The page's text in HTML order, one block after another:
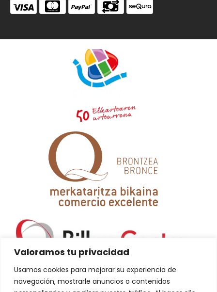
Valoramos tu privacidad
Usamos cookies para mejorar su experiencia de
navegación, mostrarle anuncios o contenidos